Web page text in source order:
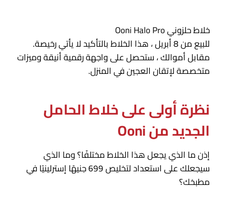
خلاط حلزوني Ooni Halo Pro
للبيع من 8 أبريل ، هذا الخلاط بالتأكيد لا يأتي رخيصة.
مقابل أموالك ، ستحصل على واجهة رقمية أنيقة وميزات
متخصصة لإتقان العجين في المنزل.
نظرة أولى على خلاط الحامل
الجديد من Ooni
إذن ما الذي يجعل هذا الخلاط مختلفًا؟ وما الذي
سيجعلك على استعداد لتخليص 699 جنيهًا إسترلينيًا في
مطبخك؟